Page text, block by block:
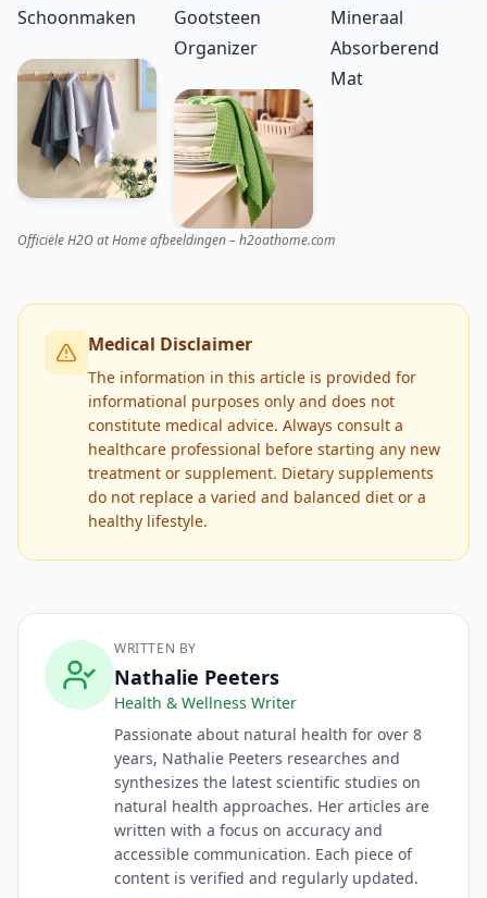
Schoonmaken
Gootsteen
Organizer
Mineraal
Absorberend
Mat
Officiële H2O at Home afbeeldingen – h2oathome.com
Medical Disclaimer
The information in this article is provided for
informational purposes only and does not
constitute medical advice. Always consult a
healthcare professional before starting any new
treatment or supplement. Dietary supplements
do not replace a varied and balanced diet or a
healthy lifestyle.
WRITTEN BY
Nathalie Peeters
Health & Wellness Writer
Passionate about natural health for over 8
years, Nathalie Peeters researches and
synthesizes the latest scientific studies on
natural health approaches. Her articles are
written with a focus on accuracy and
accessible communication. Each piece of
content is verified and regularly updated.